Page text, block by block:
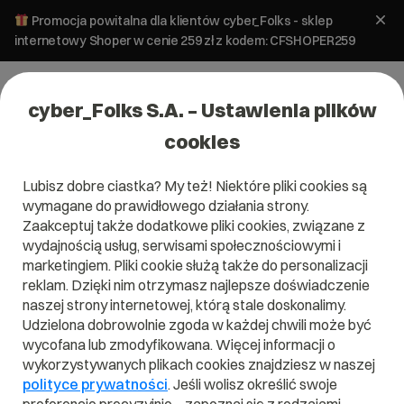
Promocja powitalna dla klientów cyber_Folks - sklep
internetowy Shoper w cenie 259 zł z kodem: CFSHOPER259
Serwery
win_SPRINT!
Skonfiguruj wybrany pakiet i sprawdź, co
najchętniej wybierali do niego inni
użytkownicy.
System i aplikacje:
cyber_Folks S.A. – Ustawienia plików
cookies
Lubisz dobre ciastka? My też! Niektóre pliki cookies są
wymagane do prawidłowego działania strony.
Zaakceptuj także dodatkowe pliki cookies, związane z
wydajnością usług, serwisami społecznościowymi i
marketingiem. Pliki cookie służą także do personalizacji
reklam. Dzięki nim otrzymasz najlepsze doświadczenie
naszej strony internetowej, którą stale doskonalimy.
Udzielona dobrowolnie zgoda w każdej chwili może być
wycofana lub zmodyfikowana. Więcej informacji o
wykorzystywanych plikach cookies znajdziesz w naszej
polityce prywatności. Jeśli wolisz określić swoje